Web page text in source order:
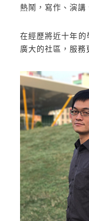
熱鬧，寫作、演
在經歷將近十年的
廣大的社區，服務